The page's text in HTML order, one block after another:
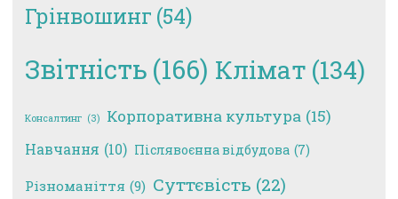
Грінвошинг (54)
Звітність (166) Клімат (134)
Консалтинг (3) Корпоративна культура (15)
Навчання (10) Післявоєнна відбудова (7)
Різноманіття (9) Суттєвість (22)